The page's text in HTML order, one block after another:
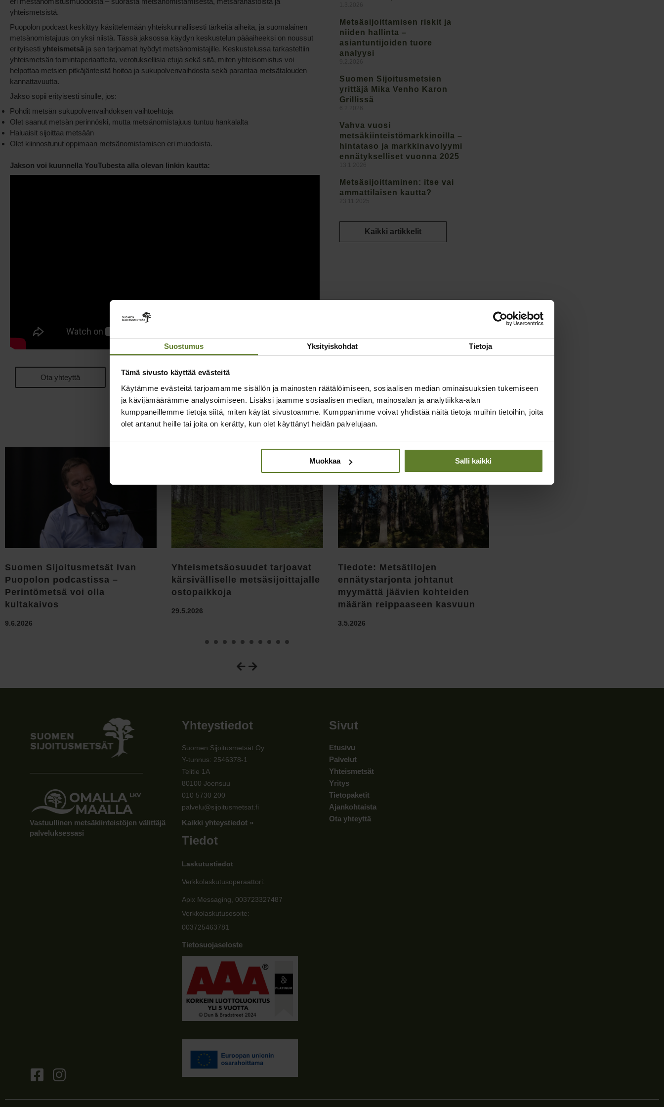
Suostumus Yksityiskohdat Tietoja
Tämä sivusto käyttää evästeitä
Käytämme evästeitä tarjoamamme sisällön ja mainosten räätälöimiseen, sosiaalisen median ominaisuuksien tukemiseen
ja kävijämäärämme analysoimiseen. Lisäksi jaamme sosiaalisen median, mainosalan ja analytiikka-alan
kumppaneillemme tietoja siitä, miten käytät sivustoamme. Kumppanimme voivat yhdistää näitä tietoja muihin tietoihin, joita
olet antanut heille tai joita on kerätty, kun olet käyttänyt heidän palvelujaan.
Muokkaa Salli kaikki
yhteismetsistä.
Puopolon podcast keskittyy käsittelemään yhteiskunnallisesti tärkeitä aiheita, ja suomalainen
metsänomistajuus on yksi niistä. Tässä jaksossa käydyn keskustelun pääaiheeksi on noussut
erityisesti yhteismetsä ja sen tarjoamat hyödyt metsänomistajille. Keskustelussa tarkasteltiin
yhteismetsän toimintaperiaatteita, verotuksellisia etuja sekä sitä, miten yhteisomistus voi
helpottaa metsien pitkäjänteistä hoitoa ja sukupolvenvaihdosta sekä parantaa metsätalouden
kannattavuutta.
Jakso sopii erityisesti sinulle, jos:
Pohdit metsän sukupolvenvaihdoksen vaihtoehtoja
Olet saanut metsän perinnöski, mutta metsänomistajuus tuntuu hankalalta
Haluaisit sijoittaa metsään
Olet kiinnostunut oppimaan metsänomistamisen eri muodoista.
Jakson voi kuunnella YouTubesta alla olevan linkin kautta:
Ota yhteyttä
Metsäsijoittamisen riskit ja
niiden hallinta –
asiantuntijoiden tuore
analyysi
Suomen Sijoitusmetsien
yrittäjä Mika Venho Karon
Grillissä
Vahva vuosi
metsäkiinteistömarkkinoilla –
hintataso ja markkinavolyymi
ennätykselliset vuonna 2025
Metsäsijoittaminen: itse vai
ammattilaisen kautta?
Kaikki artikkelit
Samankaltaiset artikkelit
Suomen Sijoitusmetsät Ivan
Puopolon podcastissa –
Perintömetsä voi olla
kultakaivos
9.6.2026
Yhteismetsäosuudet tarjoavat
kärsivälliselle metsäsijoittajalle
ostopaikkoja
29.5.2026
Tiedote: Metsätilojen
ennätystarjonta johtanut
myymättä jäävien kohteiden
määrän reippaaseen kasvuun
3.5.2026
Vastuullinen metsäkiinteistöjen välittäjä
palveluksessasi
Yhteystiedot
Suomen Sijoitusmetsät Oy
Y-tunnus: 2546378-1
Telitie 1A
80100 Joensuu
010 5730 200
palvelu@sijoitusmetsat.fi
Kaikki yhteystiedot »
Sivut
Etusivu
Palvelut
Yhteismetsät
Yritys
Tietopaketit
Ajankohtaista
Ota yhteyttä
Tiedot
Laskutustiedot
Verkkolaskutusoperaattori:
Apix Messaging, 003723327487
Verkkolaskutusosoite:
003725463781
Tietosuojaseloste